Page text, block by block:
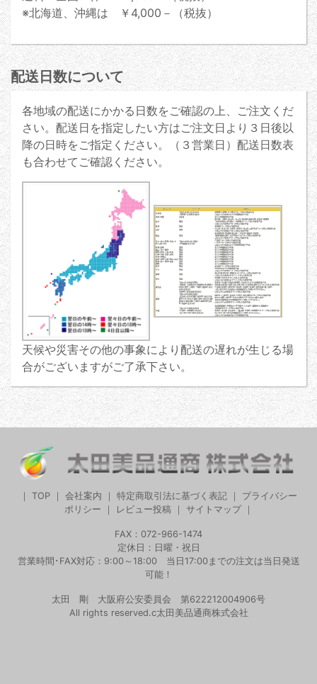
※北海道、沖縄は ￥4,000－（税抜）
配送日数について
各地域の配送にかかる日数をご確認の上、ご注文くだ
さい。配送日を指定したい方はご注文日より３日後以
降の日時をご指定ください。（３営業日）配送日数表
も合わせてご確認ください。
天候や災害その他の事象により配送の遅れが生じる場
合がございますがご了承下さい。
TOP 会社案内 特定商取引法に基づく表記
プライバシー
ポリシー
レビュー投稿｜ サイトマップ｜
FAX：072-966-1474
定休日：日曜・祝日
営業時間･FAX対応：9:00～18:00 当日17:00までの注文は当日発送
可能！
太田 剛 大阪府公安委員会 第622212004906号
All rights reserved.c太田美品通商株式会社